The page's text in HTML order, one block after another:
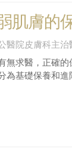
肌膚的
醫院皮膚科主治
無求醫，正確
為基礎保養和進